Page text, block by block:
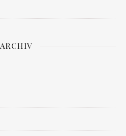
ARCHIV